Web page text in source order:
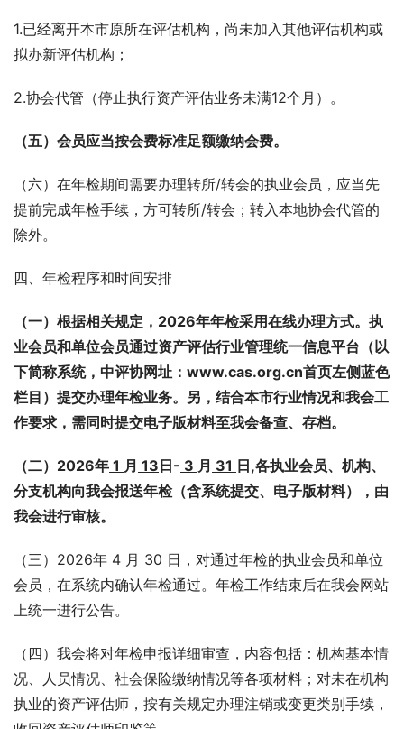
1.已经离开本市原所在评估机构，尚未加入其他评估机构或
拟办新评估机构；
2.协会代管（停止执行资产评估业务未满12个月）。
（五）会员应当按会费标准足额缴纳会费。
（六）在年检期间需要办理转所/转会的执业会员，应当先
提前完成年检手续，方可转所/转会；转入本地协会代管的
除外。
四、年检程序和时间安排
（一）根据相关规定，2026年年检采用在线办理方式。执
业会员和单位会员通过资产评估行业管理统一信息平台（以
下简称系统，中评协网址：www.cas.org.cn首页左侧蓝色
栏目）提交办理年检业务。另，结合本市行业情况和我会工
作要求，需同时提交电子版材料至我会备查、存档。
（二）2026年 1 月 13 日- 3 月 31 日,各执业会员、机构、
分支机构向我会报送年检（含系统提交、电子版材料），由
我会进行审核。
（三）2026年 4 月 30 日，对通过年检的执业会员和单位
会员，在系统内确认年检通过。年检工作结束后在我会网站
上统一进行公告。
（四）我会将对年检申报详细审查，内容包括：机构基本情
况、人员情况、社会保险缴纳情况等各项材料；对未在机构
执业的资产评估师，按有关规定办理注销或变更类别手续，